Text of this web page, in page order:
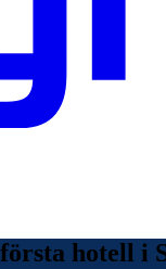
hotell i